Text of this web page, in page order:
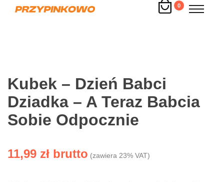
0
Kubek – Dzień Babci
Dziadka – A Teraz Babcia
Sobie Odpocznie
11,99 zł (zawiera 23% VAT)